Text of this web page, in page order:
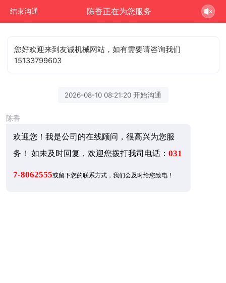
结束沟通 陈香正在为您服务
您好欢迎来到友诚机械网站，如有需要请咨询我们
15133799603
2026-08-10 08:21:20 开始沟通
陈香
欢迎您！我是公司的在线顾问，很高兴为您服
务！ 如未及时回复，欢迎您拨打我司电话： 031
7-8062555或留下您的联系方式，我们会及时给您致电！